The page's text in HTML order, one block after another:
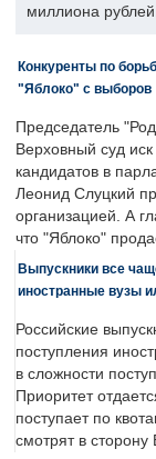
миллиона
Конкуренты по
"Яблоко" с выборов
Председатель
Верховный суд
кандидатов в
Леонид Слуцкий
организацией. А
что "Яблоко"
Выпускники все
иностранные вузы
Российские
поступления
в сложности
Приоритет
поступает по
смотрят в